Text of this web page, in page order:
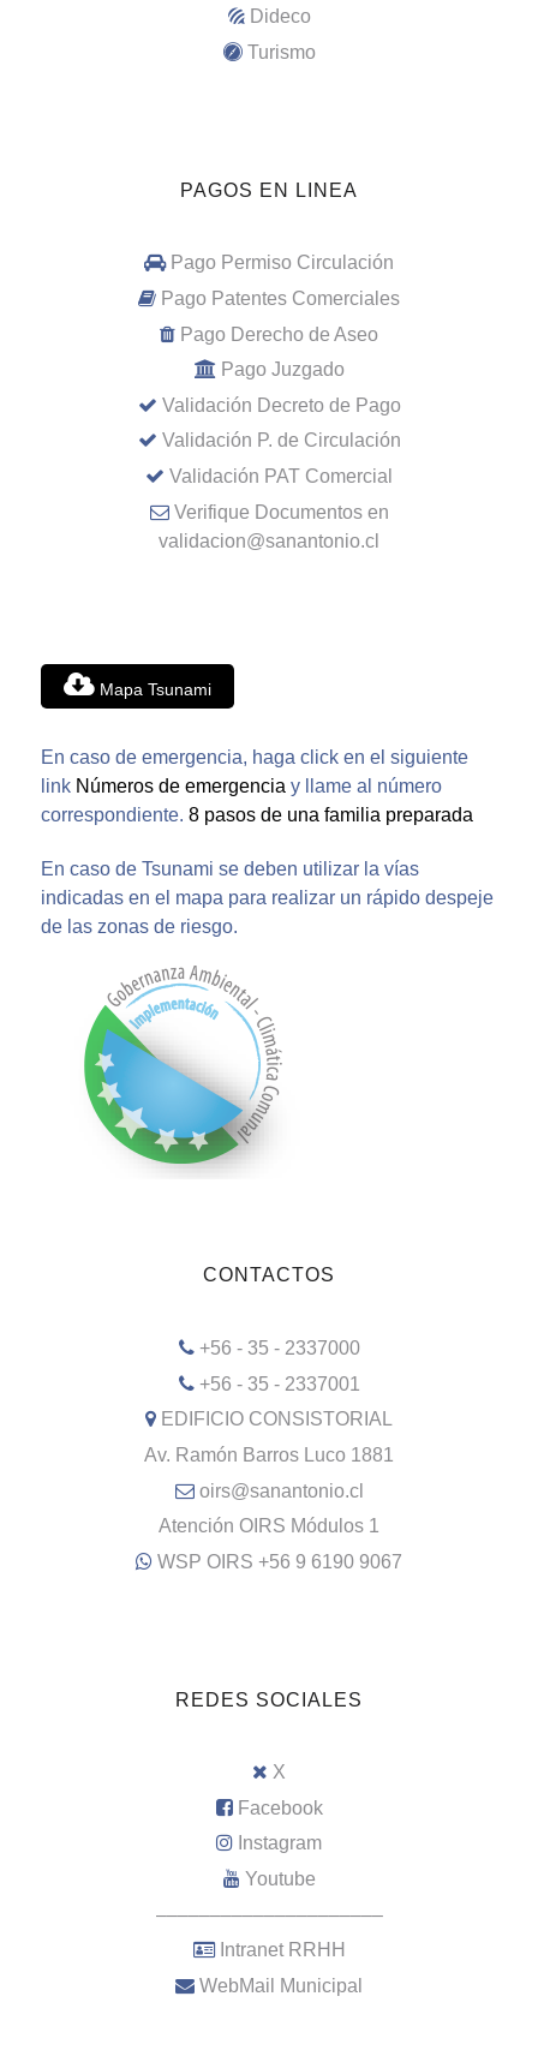
Dideco
Turismo
PAGOS EN LINEA
Pago Permiso Circulación
Pago Patentes Comerciales
Pago Derecho de Aseo
Pago Juzgado
Validación Decreto de Pago
Validación P. de Circulación
Validación PAT Comercial
Verifique Documentos en
validacion@sanantonio.cl
Mapa Tsunami
En caso de emergencia, haga click en el siguiente
link Números de emergencia y llame al número
correspondiente. 8 pasos de una familia preparada
En caso de Tsunami se deben utilizar la vías
indicadas en el mapa para realizar un rápido despeje
de las zonas de riesgo.
CONTACTOS
+56 - 35 - 2337000
+56 - 35 - 2337001
EDIFICIO CONSISTORIAL
Av. Ramón Barros Luco 1881
oirs@sanantonio.cl
Atención OIRS Módulos 1
WSP OIRS +56 9 6190 9067
REDES SOCIALES
X
Facebook
Instagram
Youtube
–––––––––––––––––––––
Intranet RRHH
WebMail Municipal